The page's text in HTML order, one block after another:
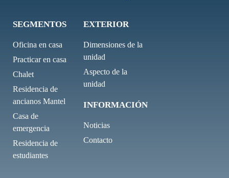
SEGMENTOS
Oficina en casa
Practicar en casa
Chalet
Residencia de
ancianos Mantel
Casa de
emergencia
Residencia de
estudiantes
EXTERIOR
Dimensiones de la
unidad
Aspecto de la
unidad
INFORMACIÓN
Noticias
Contacto